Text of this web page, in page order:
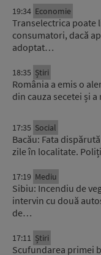
19:34 Economie
Transelectrica poate
consumatori, dacă
adoptat…
18:35 Știri
România a emis o
din cauza secetei și
17:35 Social
Bacău: Fata
zile în localitate.
17:19 Mediu
Sibiu: Incendiu de
intervin cu două
de…
17:11 Știri
Scufundarea primei